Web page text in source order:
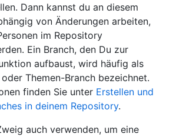
Dann kannst du an diesem
von Änderungen arbeiten,
im Repository
Ein Branch, den Du zur
aufbaust, wird häufig als
Themen-Branch bezeichnet.
finden Sie unter Erstellen und
in deinem Repository.
auch verwenden, um eine